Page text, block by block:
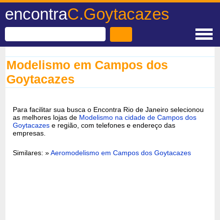
encontraC.Goytacazes
Modelismo em Campos dos
Goytacazes
Para facilitar sua busca o Encontra Rio de Janeiro selecionou
as melhores lojas de Modelismo na cidade de Campos dos
Goytacazes e região, com telefones e endereço das
empresas.
Similares: »Aeromodelismo em Campos dos Goytacazes